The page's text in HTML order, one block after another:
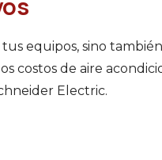
equipos, sino
costos de aire
Electric.